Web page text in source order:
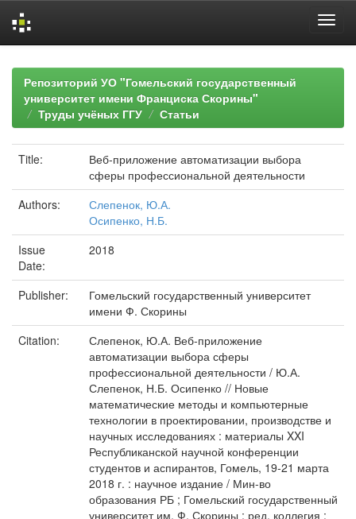
navigationРепозиторий УО "Гомельский государственный
университет имени Франциска Скорины"
Труды учёных ГГУ
Статьи
Title:
Веб-приложение автоматизации выбора
сферы профессиональной деятельности
Authors:
Слепенок, Ю.А.
Осипенко, Н.Б.
Issue
Date:
2018
Publisher:
Гомельский государственный университет
имени Ф. Скорины
Citation:
Слепенок, Ю.А. Веб-приложение
автоматизации выбора сферы
профессиональной деятельности / Ю.А.
Слепенок, Н.Б. Осипенко // Новые
математические методы и компьютерные
технологии в проектировании, производстве и
научных исследованиях : материалы XXI
Республиканской научной конференции
студентов и аспирантов, Гомель, 19-21 марта
2018 г. : научное издание / Мин-во
образования РБ ; Гомельский государственный
университет им. Ф. Скорины ; ред. коллегия :